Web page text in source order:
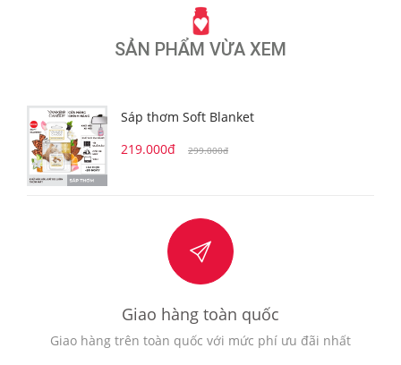
SẢN PHẨM VỪA XEM
Sáp thơm Soft Blanket
219.000đ
299.000đ
Giao hàng toàn quốc
Giao hàng trên toàn quốc với mức phí ưu đãi nhất